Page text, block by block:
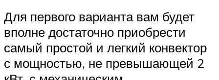
Для первого варианта вам будет
вполне достаточно приобрести
самый простой и легкий конвектор
с мощностью, не превышающей 2